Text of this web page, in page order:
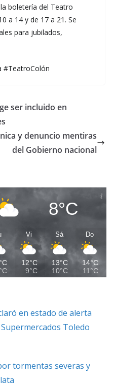
boletería del Teatro
a 14 y de 17 a 21. Se
para jubilados,
#TeatroColón
ser incluido en
y denuncio mentiras
del Gobierno nacional
8°C
Vi
12°C
9°C
Sá
13°C
10°C
Do
14°C
11°C
en estado de alerta
Toledo
tormentas severas y